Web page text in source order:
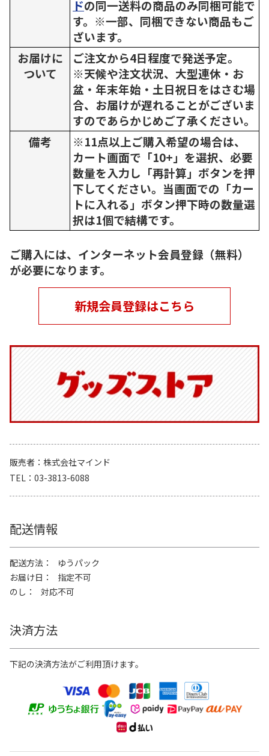
ドの同一送料の商品のみ同梱可能で
す。※一部、同梱できない商品もご
ざいます。
お届けに
ついて
ご注文から4日程度で発送予定。
※天候や注文状況、大型連休・お
盆・年末年始・土日祝日をはさむ場
合、お届けが遅れることがございま
すのであらかじめご了承ください。
備考
※11点以上ご購入希望の場合は、
カート画面で「10+」を選択、必要
数量を入力し「再計算」ボタンを押
下してください。当画面での「カー
トに入れる」ボタン押下時の数量選
択は1個で結構です。
ご購入には、インターネット会員登録（無料）
が必要になります。
新規会員登録はこちら
販売者
株式会社マインド
TEL
03-3813-6088
配送情報
配送方法
ゆうパック
お届け日
指定不可
のし
対応不可
決済方法
下記の決済方法がご利用頂けます。